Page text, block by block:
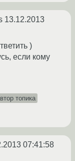
13.12.2013
)
если кому
топика
07:41:58